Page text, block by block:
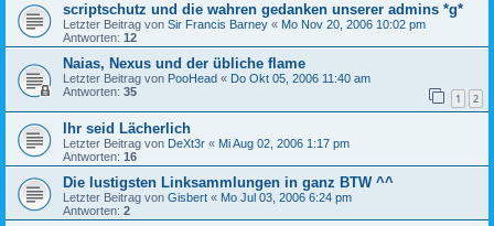
scriptschutz und die wahren gedanken unserer admins *g*
Letzter Beitrag von Sir Francis Barney « Mo Nov 20, 2006 10:02 pm
Antworten: 12
Naias, Nexus und der übliche flame
Letzter Beitrag von PooHead « Do Okt 05, 2006 11:40 am
Antworten: 35 1 2
Ihr seid Lächerlich
Letzter Beitrag von DeXt3r « Mi Aug 02, 2006 1:17 pm
Antworten: 16
Die lustigsten Linksammlungen in ganz BTW ^^
Letzter Beitrag von Gisbert « Mo Jul 03, 2006 6:24 pm
Antworten: 2